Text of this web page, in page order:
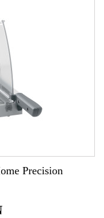
Precision